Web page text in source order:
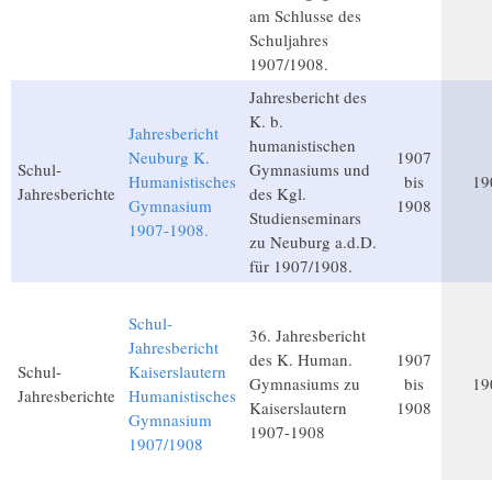
am Schlusse des
Schuljahres
1907/1908.
Schul-
Jahresberichte
Jahresbericht
Neuburg K.
Humanistisches
Gymnasium
1907-1908.
Jahresbericht des
K. b.
humanistischen
Gymnasiums und
des Kgl.
Studienseminars
zu Neuburg a.d.D.
für 1907/1908.
1907
bis
1908
Schul-
Jahresberichte
Schul-
Jahresbericht
Kaiserslautern
Humanistisches
Gymnasium
1907/1908
36. Jahresbericht
des K. Human.
Gymnasiums zu
Kaiserslautern
1907-1908
1907
bis
1908